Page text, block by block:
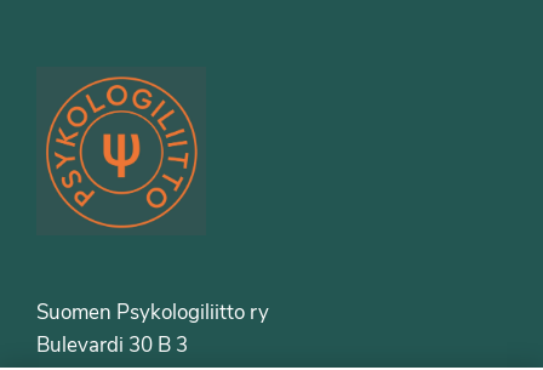
Suomen Psykologiliitto ry
Bulevardi 30 B 3